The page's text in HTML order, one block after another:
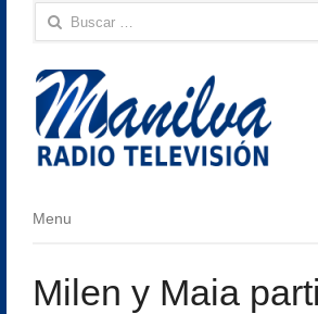
Buscar:
Menu
Menu
Milen y Maia